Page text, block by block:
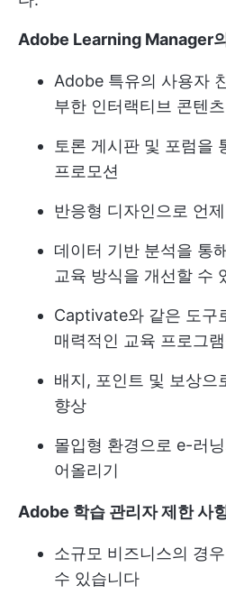
Adobe Learning Manager
Adobe 특유의 사용자
부한 인터랙티브 콘텐
토론 게시판 및 포럼을
프로모션
반응형 디자인으로 언
데이터 기반 분석을 통
교육 방식을 개선할 수
Captivate와 같은 도구
매력적인 교육 프로그
배지, 포인트 및 보상으
향상
몰입형 환경으로 e-러
어올리기
Adobe 학습 관리자 제한 사
소규모 비즈니스의 경
수 있습니다